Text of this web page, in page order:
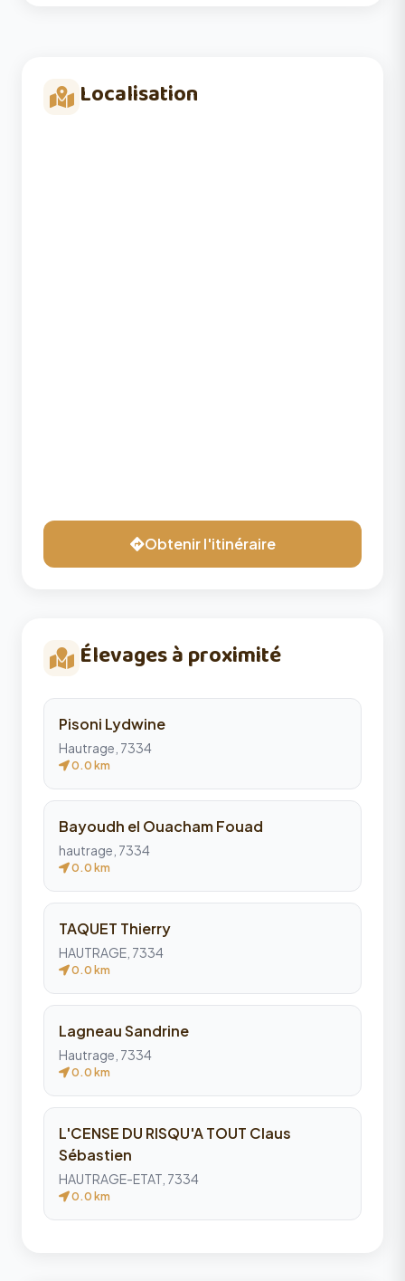
Localisation
Obtenir l'itinéraire
Élevages à proximité
Pisoni Lydwine
Hautrage, 7334
0.0 km
Bayoudh el Ouacham Fouad
hautrage, 7334
0.0 km
TAQUET Thierry
HAUTRAGE, 7334
0.0 km
Lagneau Sandrine
Hautrage, 7334
0.0 km
L'CENSE DU RISQU'A TOUT Claus
Sébastien
HAUTRAGE-ETAT, 7334
0.0 km